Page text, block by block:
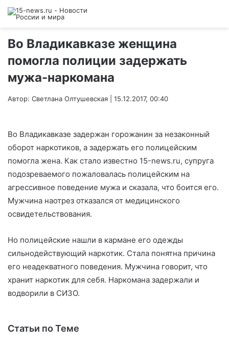
Во Владикавказе женщина
помогла полиции задержать
мужа-наркомана
Автор: Светлана Олтушевская | 15.12.2017, 00:40
Во Владикавказе задержан горожанин за незаконный
оборот наркотиков, а задержать его полицейским
помогла жена. Как стало известно 15-news.ru, супруга
подозреваемого пожаловалась полицейским на
агрессивное поведение мужа и сказала, что боится его.
Мужчина наотрез отказался от медицинского
освидетельствования.
Но полицейские нашли в кармане его одежды
сильнодействующий наркотик. Стала понятна причина
его неадекватного поведения. Мужчина говорит, что
хранит наркотик для себя. Наркомана задержали и
водворили в СИЗО.
Статьи по Теме